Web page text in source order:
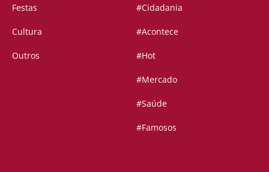
Festas
Cultura
Outros
#Cidadania
#Acontece
#Hot
#Mercado
#Saúde
#Famosos